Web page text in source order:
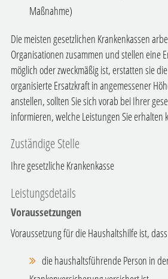
Maßnahme)
Die meisten gesetzlichen Krankenkassen
Organisationen zusammen und stellen eine
möglich oder zweckmäßig ist, erstatten sie
organisierte Ersatzkraft in angemessener
anstellen, sollten Sie sich vorab bei Ihrer
informieren, welche Leistungen Sie erhalten
Zuständige Stelle
Ihre gesetzliche Krankenkasse
Leistungsdetails
Voraussetzungen
Voraussetzung für die Haushaltshilfe ist, dass
die haushaltsführende Person in